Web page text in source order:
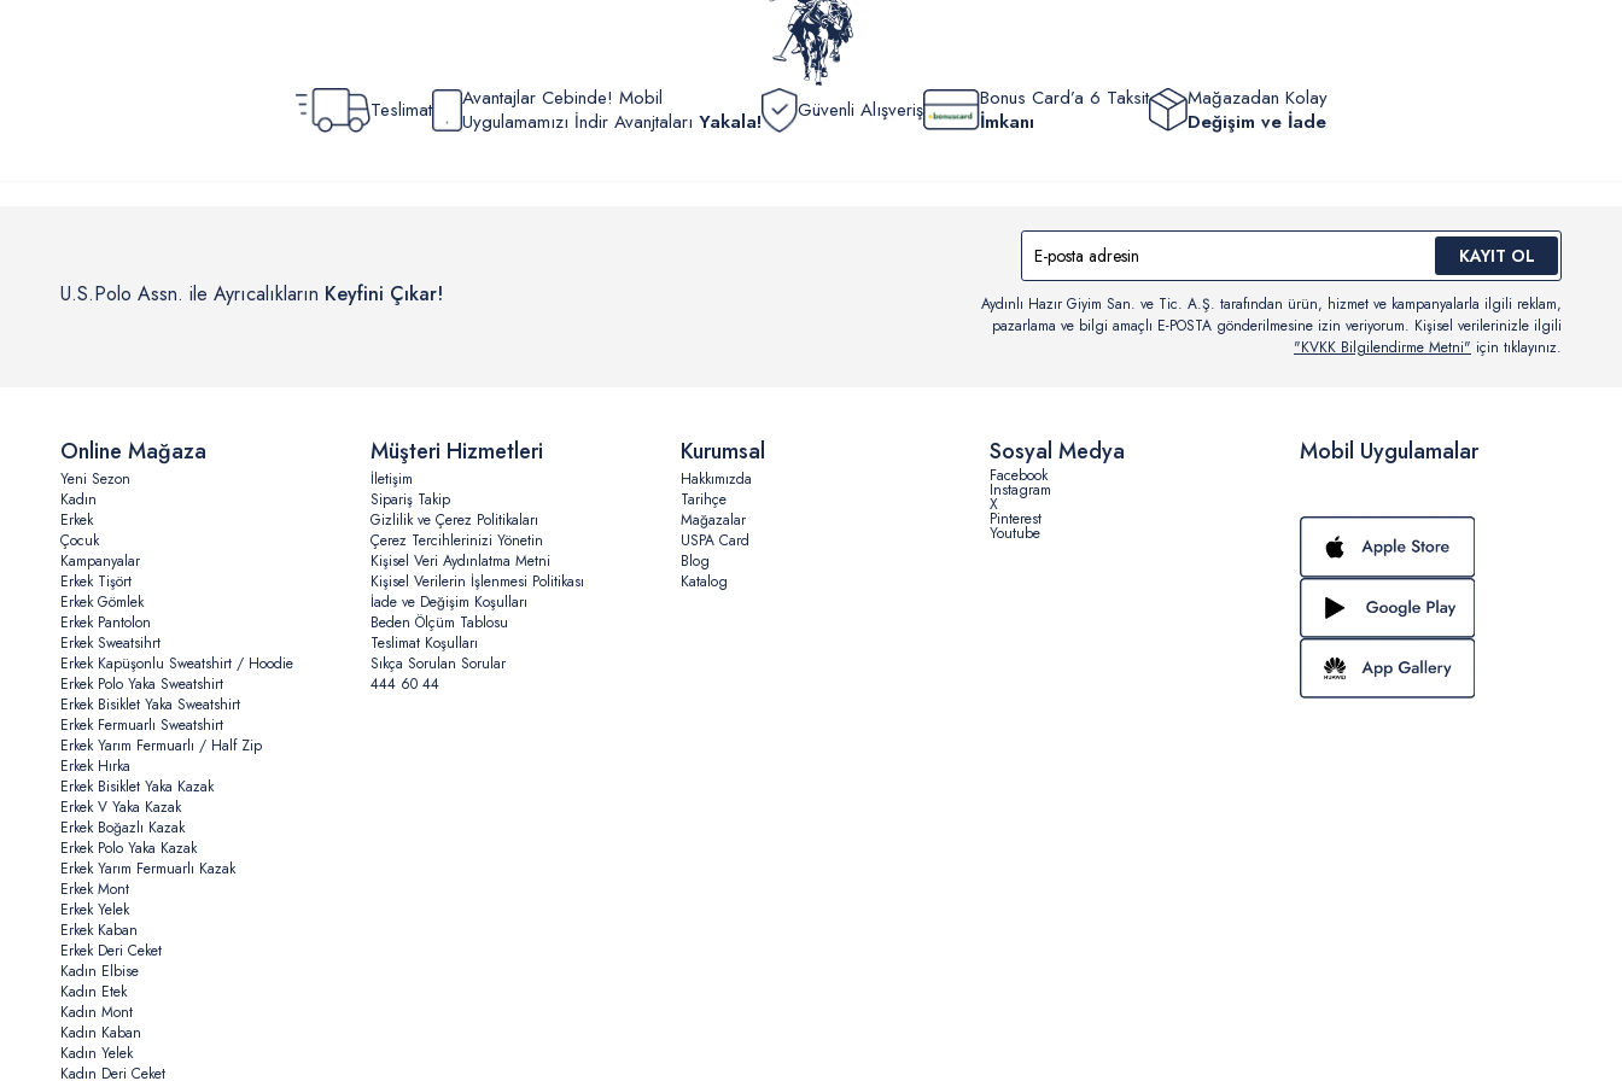
Teslimat
Avantajlar Cebinde! Mobil
Uygulamamızı İndir Avanjtaları Yakala! Güvenli Alışveriş
Bonus Card’a 6 Taksit
İmkanı
Mağazadan Kolay
Değişim ve İade
U.S.Polo Assn. ile Ayrıcalıkların Keyfini Çıkar!
KAYIT OL
Aydınlı Hazır Giyim San. ve Tic. A.Ş. tarafından ürün, hizmet ve kampanyalarla ilgili reklam,
pazarlama ve bilgi amaçlı E-POSTA gönderilmesine izin veriyorum. Kişisel verilerinizle ilgili
"KVKK Bilgilendirme Metni" için tıklayınız.
Mobil Uygulamalar
Online Mağaza
Yeni Sezon
Kadın
Erkek
Çocuk
Kampanyalar
Erkek Tişört
Erkek Gömlek
Erkek Pantolon
Erkek Sweatsihrt
Erkek Kapüşonlu Sweatshirt / Hoodie
Erkek Polo Yaka Sweatshirt
Erkek Bisiklet Yaka Sweatshirt
Erkek Fermuarlı Sweatshirt
Erkek Yarım Fermuarlı / Half Zip
Erkek Hırka
Erkek Bisiklet Yaka Kazak
Erkek V Yaka Kazak
Erkek Boğazlı Kazak
Erkek Polo Yaka Kazak
Erkek Yarım Fermuarlı Kazak
Erkek Mont
Erkek Yelek
Erkek Kaban
Erkek Deri Ceket
Kadın Elbise
Kadın Etek
Kadın Mont
Kadın Kaban
Kadın Yelek
Kadın Deri Ceket
Müşteri Hizmetleri
İletişim
Sipariş Takip
Gizlilik ve Çerez Politikaları
Çerez Tercihlerinizi Yönetin
Kişisel Veri Aydınlatma Metni
Kişisel Verilerin İşlenmesi Politikası
İade ve Değişim Koşulları
Beden Ölçüm Tablosu
Teslimat Koşulları
Sıkça Sorulan Sorular
444 60 44
Kurumsal
Hakkımızda
Tarihçe
Mağazalar
USPA Card
Blog
Katalog
Sosyal Medya
Facebook
Instagram
X
Pinterest
Youtube